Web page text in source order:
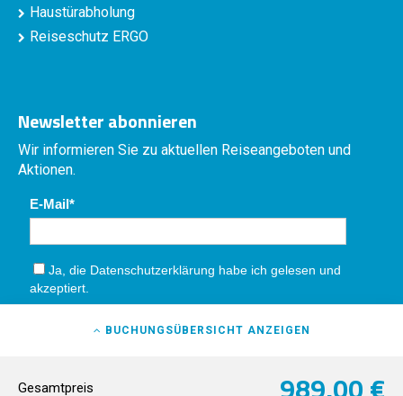
BUCHUNGSÜBERSICHT ANZEIGEN
Gesamtpreis
Haustürabholung
Reiseschutz ERGO
Newsletter abonnieren
Wir informieren Sie zu aktuellen Reiseangeboten und
Aktionen.
E-Mail
Ja, die Datenschutzerklärung habe ich gelesen und
akzeptiert.
Absenden